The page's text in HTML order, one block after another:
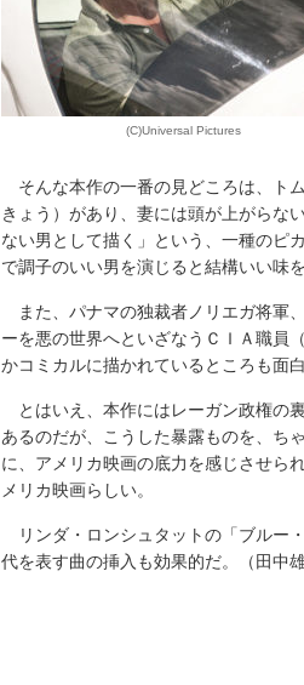
(C)Universal Pictures
そんな本作の一番の見どころは、ト
きょう）があり、妻には頭が上がらな
ない男として描く」という、一種のピ
で調子のいい男を演じると結構いい味を
また、パナマの独裁者ノリエガ将軍
ーを悪の世界へといざなうＣＩＡ職員
かコミカルに描かれているところも面白
とはいえ、本作にはレーガン政権の
あるのだが、こうした暴露ものを、ち
に、アメリカ映画の底力を感じさせら
メリカ映画らしい。
リンダ・ロンシュタットの「ブルー
代を表す曲の挿入も効果的だ。（田中雄